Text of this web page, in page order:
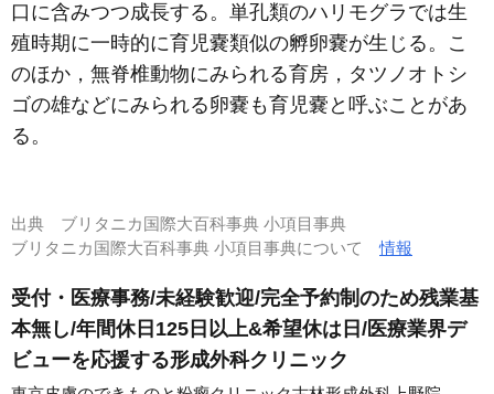
口に含みつつ成長する。単孔類のハリモグラでは生
殖時期に一時的に育児嚢類似の孵卵嚢が生じる。こ
のほか，無脊椎動物にみられる育房，タツノオトシ
ゴの雄などにみられる卵嚢も育児嚢と呼ぶことがあ
る。
出典 ブリタニカ国際大百科事典 小項目事典
ブリタニカ国際大百科事典 小項目事典について情報
受付・医療事務/未経験歓迎/完全予約制のため残業基
本無し/年間休日125日以上&希望休は日/医療業界デ
ビューを応援する形成外科クリニック